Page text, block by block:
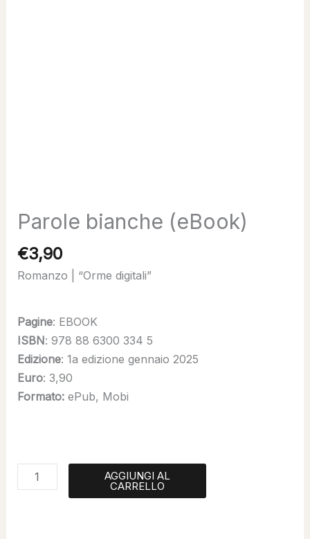
Parole bianche (eBook)
€3,90
Romanzo | “Orme digitali”
Pagine: EBOOK
ISBN: 978 88 6300 334 5
Edizione: 1a edizione gennaio 2025
Euro: 3,90
Formato: ePub, Mobi
AGGIUNGI AL
CARRELLO